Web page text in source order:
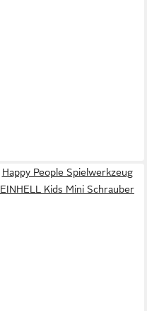
Happy People Spielwerkzeug
EINHELL Kids Mini Schrauber